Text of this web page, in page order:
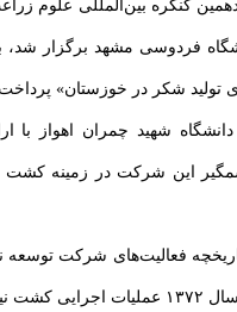
کنگره بین‌المللی علوم
فردوسی مشهد برگزار شد،
تولید شکر در خوزستان»
شهید چمران اهواز با
این شرکت در زمینه کشت و
فعالیت‌های شرکت توسعه
و گفت: «شرکت ما از سال ۱۳۷۲ عملیات